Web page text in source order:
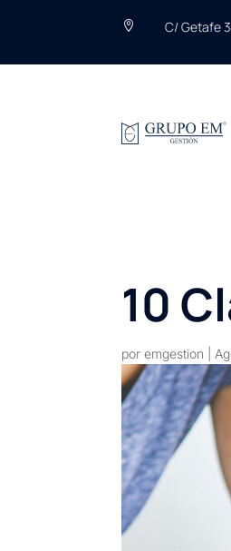
 C/ Getafe
10
poremgestion